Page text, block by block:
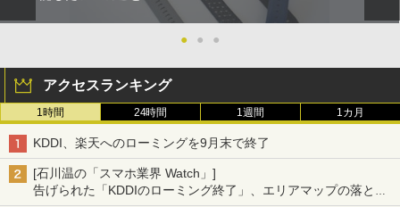
● ● ●
アクセスランキング
1時間 24時間 1週間 1カ月
KDDI、楽天へのローミングを9月末で終了
[石川温の「スマホ業界 Watch」]
告げられた「KDDIのローミング終了」、エリアマップの落とし